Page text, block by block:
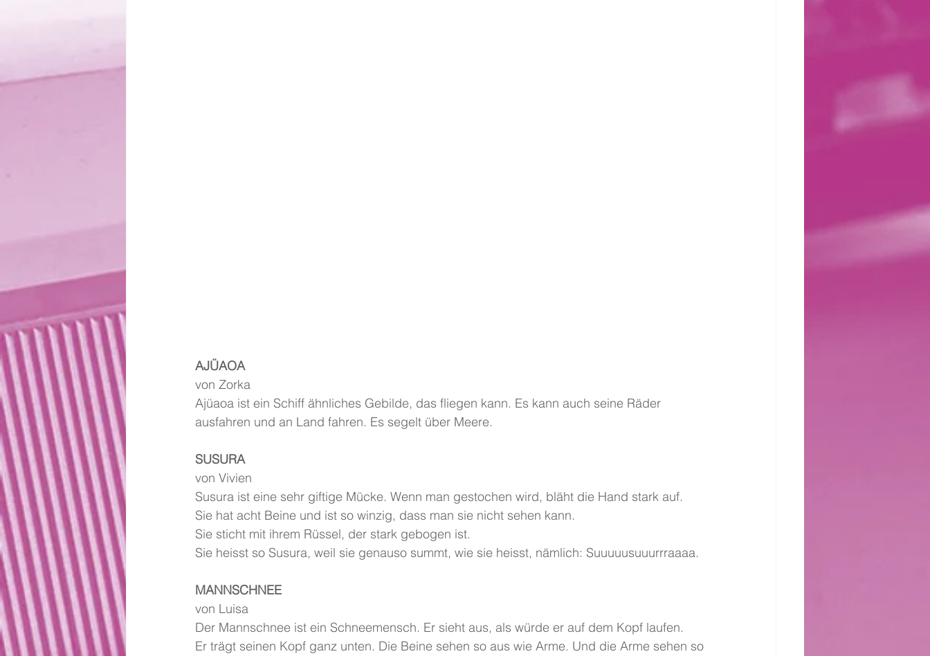
AJÜAOA
von Zorka
Ajüaoa ist ein Schiff ähnliches Gebilde, das fliegen kann. Es kann auch seine Räder
ausfahren und an Land fahren. Es segelt über Meere.
SUSURA
von Vivien
Susura ist eine sehr giftige Mücke. Wenn man gestochen wird, bläht die Hand stark auf.
Sie hat acht Beine und ist so winzig, dass man sie nicht sehen kann.
Sie sticht mit ihrem Rüssel, der stark gebogen ist.
Sie heisst so Susura, weil sie genauso summt, wie sie heisst, nämlich: Suuuuusuuurrraaaa.
MANNSCHNEE
von Luisa
Der Mannschnee ist ein Schneemensch. Er sieht aus, als würde er auf dem Kopf laufen.
Er trägt seinen Kopf ganz unten. Die Beine sehen so aus wie Arme. Und die Arme sehen so